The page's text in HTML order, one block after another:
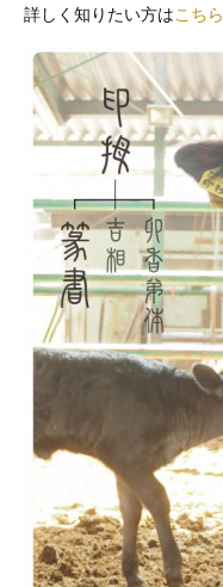
詳しく知りたい方はこちら